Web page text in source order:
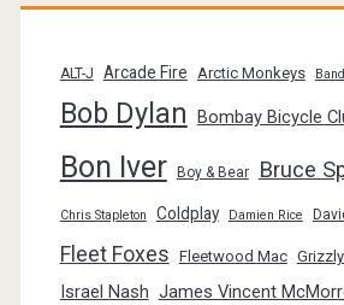
ALT-J Arcade Fire Arctic Monkeys
Bob Dylan Bombay Bicycle
Bon Iver Boy & Bear Bruce
Chris Stapleton Coldplay Damien Rice
Fleet Foxes Fleetwood Mac
Israel Nash James Vincent